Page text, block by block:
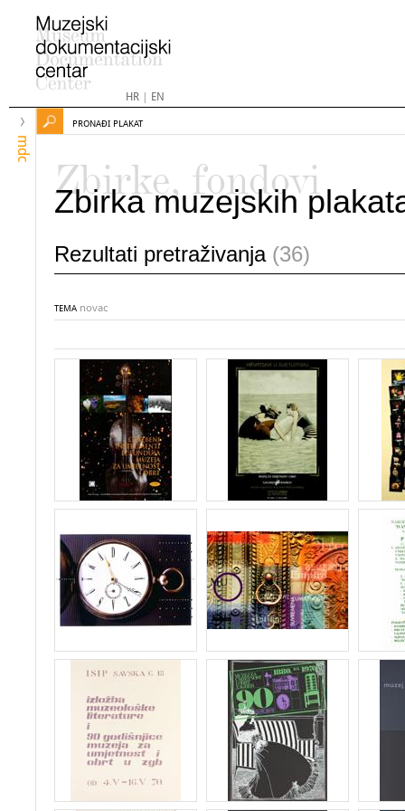
HR| EN
mdc
PRONAĐI PLAKAT
Zbirke, fondovi
Zbirka muzejskih
Rezultati pretraživanja (36)
TEMA novac